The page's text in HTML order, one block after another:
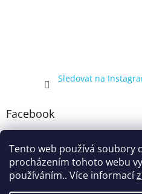
Tento web používá soubory
procházením tohoto webu
používáním.. Více informací
Sledovat na
Facebook